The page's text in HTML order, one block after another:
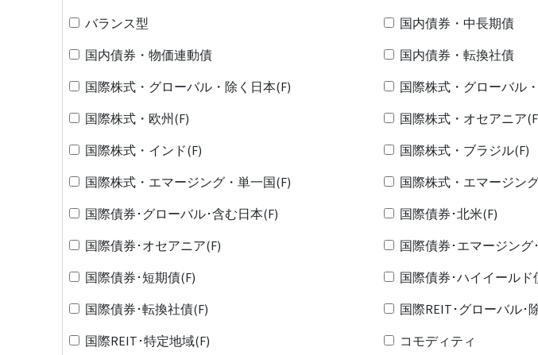
バランス型
国内債券・中長期債
国内債券・物価連動債
国内債券・転換社債
国際株式・グローバル・除く日本(F)
国際株式・グローバル
国際株式・欧州(F)
国際株式・オセアニア
国際株式・インド(F)
国際株式・ブラジル(F)
国際株式・エマージング・単一国(F)
国際株式・エマージン
国際債券･グローバル･含む日本(F)
国際債券･北米(F)
国際債券･オセアニア(F)
国際債券･エマージング
国際債券･短期債(F)
国際債券･ハイイールド
国際債券･転換社債(F)
国際REIT･グローバル･
国際REIT･特定地域(F)
コモディティ